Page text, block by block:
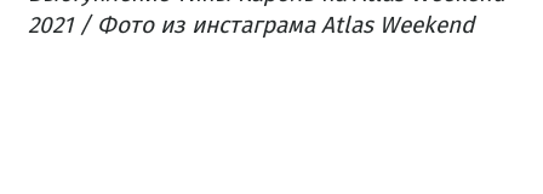
2021 / Фото из инстаграма Atlas Weekend